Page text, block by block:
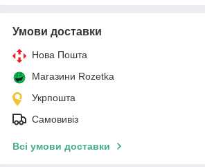
Умови доставки
Нова Пошта
Магазини Rozetka
Укрпошта
Самовивіз
Всі умови доставки